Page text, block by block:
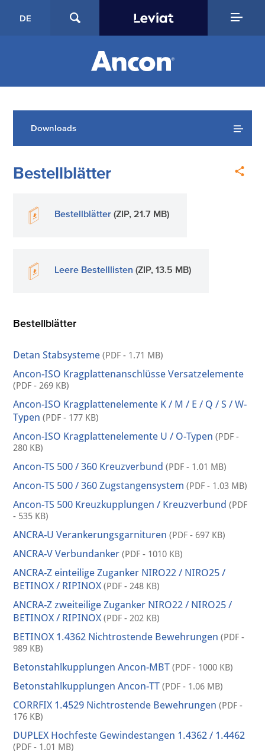
DE
Downloads
Bestellblätter
Bestellblätter (ZIP, 21.7 MB)
Leere Bestelllisten (ZIP, 13.5 MB)
Bestellblätter
Detan Stabsysteme (PDF - 1.71 MB)
Ancon-ISO Kragplattenanschlüsse Versatzelemente
(PDF - 269 KB)
Ancon-ISO Kragplattenelemente K / M / E / Q / S / W-
Typen (PDF - 177 KB)
Ancon-ISO Kragplattenelemente U / O-Typen (PDF -
280 KB)
Ancon-TS 500 / 360 Kreuzverbund (PDF - 1.01 MB)
Ancon-TS 500 / 360 Zugstangensystem (PDF - 1.03 MB)
Ancon-TS 500 Kreuzkupplungen / Kreuzverbund (PDF
- 535 KB)
ANCRA-U Verankerungsgarnituren (PDF - 697 KB)
ANCRA-V Verbundanker (PDF - 1010 KB)
ANCRA-Z einteilige Zuganker NIRO22 / NIRO25 /
BETINOX / RIPINOX (PDF - 248 KB)
ANCRA-Z zweiteilige Zuganker NIRO22 / NIRO25 /
BETINOX / RIPINOX (PDF - 202 KB)
BETINOX 1.4362 Nichtrostende Bewehrungen (PDF -
989 KB)
Betonstahlkupplungen Ancon-MBT (PDF - 1000 KB)
Betonstahlkupplungen Ancon-TT (PDF - 1.06 MB)
CORRFIX 1.4529 Nichtrostende Bewehrungen (PDF -
176 KB)
DUPLEX Hochfeste Gewindestangen 1.4362 / 1.4462
(PDF - 1.01 MB)